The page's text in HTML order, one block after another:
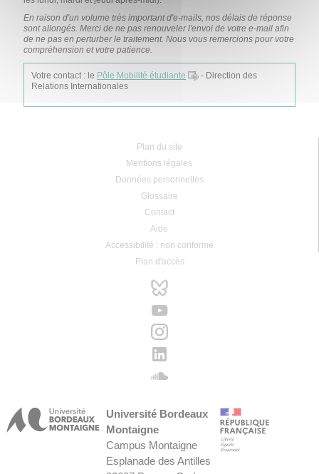
En raison d'un volume très important d'e-mails, nos délais de réponse
sont allongés. Merci de ne pas renouveler l'envoi de votre e-mail afin
de ne pas en perturber le traitement. Nous vous remercions pour votre
compréhension et votre patience.
Votre contact : le Pôle Mobilité étudiante
- Direction des
Relations Internationales
Plan du site
Mentions légales
Données personnelles
Glossaire
Contact
Aide
Accessibilité : non conforme
Plan d'accès
Université Bordeaux
Montaigne
Campus Montaigne
Esplanade des Antilles